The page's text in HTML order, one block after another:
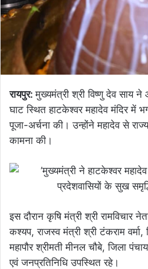
रायपुर:मुख्यमंत्री श्री विष्णु देव साय
घाट स्थित हाटकेश्वर महादेव मंदिर में
पूजा-अर्चना की। उन्होंने महादेव से
कामना की।
इस दौरान कृषि मंत्री श्री रामविचार
कश्यप, राजस्व मंत्री श्री टंकराम वर्मा,
महापौर श्रीमती मीनल चौबे, जिला
एवं जनप्रतिनिधि उपस्थित रहे।